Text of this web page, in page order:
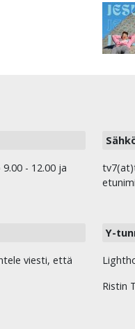
- 12.00 ja
viesti, että
Y-
Ristin